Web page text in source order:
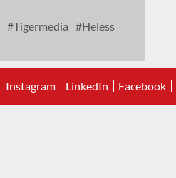
Tigermedia
Heless
Instagram LinkedIn Facebook